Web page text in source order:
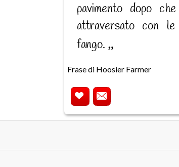
pavimento dopo
attraversato con
fango.
Frase di Hoosier Farmer